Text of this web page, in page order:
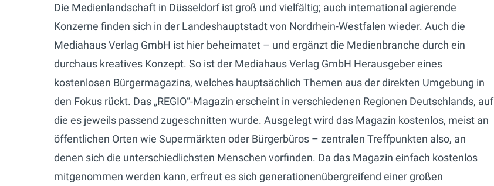
Die Medienlandschaft in Düsseldorf ist groß und vielfältig; auch international agierende
Konzerne finden sich in der Landeshauptstadt von Nordrhein-Westfalen wieder. Auch die
Mediahaus Verlag GmbH ist hier beheimatet – und ergänzt die Medienbranche durch ein
durchaus kreatives Konzept. So ist der Mediahaus Verlag GmbH Herausgeber eines
kostenlosen Bürgermagazins, welches hauptsächlich Themen aus der direkten Umgebung in
den Fokus rückt. Das „REGIO“-Magazin erscheint in verschiedenen Regionen Deutschlands, auf
die es jeweils passend zugeschnitten wurde. Ausgelegt wird das Magazin kostenlos, meist an
öffentlichen Orten wie Supermärkten oder Bürgerbüros – zentralen Treffpunkten also, an
denen sich die unterschiedlichsten Menschen vorfinden. Da das Magazin einfach kostenlos
mitgenommen werden kann, erfreut es sich generationenübergreifend einer großen